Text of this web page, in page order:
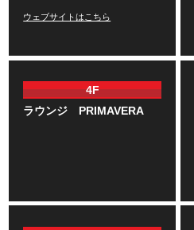
ウェブサイトはこちら
4F
ラウンジ PRIMAVERA